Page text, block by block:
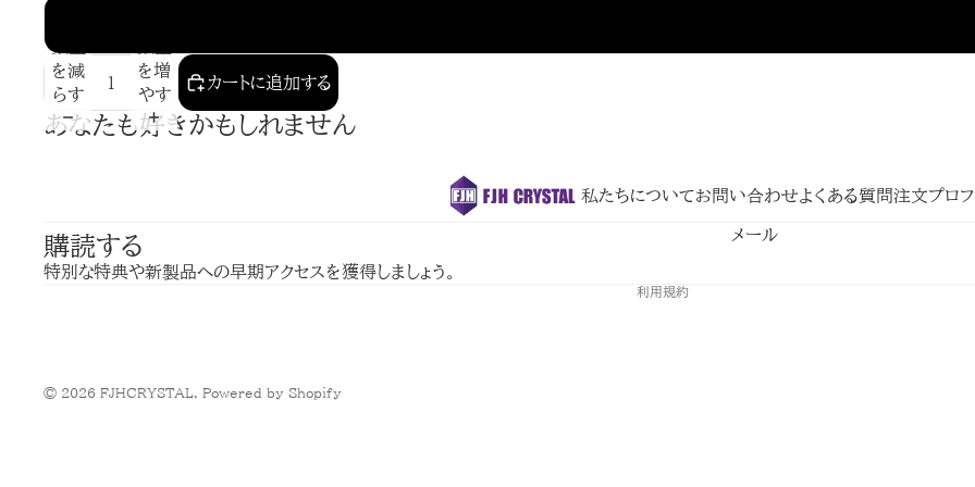
数量
を減
らす
を増
やす
カートに追加する
あなたも好きかもしれません
私たちについてお問い合わせよくある質問注文プロ
購読する
特別な特典や新製品への早期アクセスを獲得しましょう。
メール
© 2026 FJHCRYSTAL , Powered by Shopify
利用規約
配送ポリシー